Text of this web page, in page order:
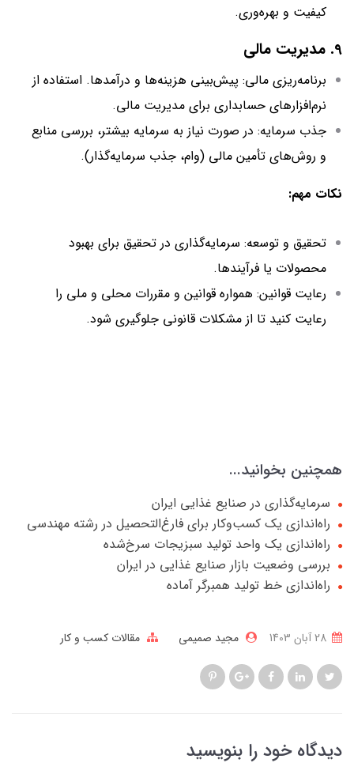
کیفیت و بهره‌وری.
9. مدیریت مالی
برنامه‌ریزی مالی: پیش‌بینی هزینه‌ها و درآمدها. استفاده از
نرم‌افزارهای حسابداری برای مدیریت مالی.
جذب سرمایه: در صورت نیاز به سرمایه بیشتر، بررسی منابع
و روش‌های تأمین مالی (وام، جذب سرمایه‌گذار).
نکات مهم:
تحقیق و توسعه: سرمایه‌گذاری در تحقیق برای بهبود
محصولات یا فرآیندها.
رعایت قوانین: همواره قوانین و مقررات محلی و ملی را
رعایت کنید تا از مشکلات قانونی جلوگیری شود.
همچنین بخوانید...
سرمایه‌گذاری در صنایع غذایی ایران
راه‌اندازی یک کسب‌وکار برای فارغ‌التحصیل در رشته مهندسی
راه‌اندازی یک واحد تولید سبزیجات سرخ‌شده
بررسی وضعیت بازار صنایع غذایی در ایران
راه‌اندازی خط تولید همبرگر آماده
مجید صمیمی مقالات کسب و کار
دیدگاه خود را بنویسید